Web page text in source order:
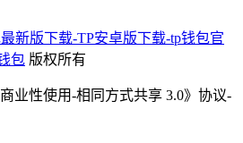
新版下载-TP安卓版下载-tp钱包官
包 版权所有
业性使用-相同方式共享 3.0》协议-